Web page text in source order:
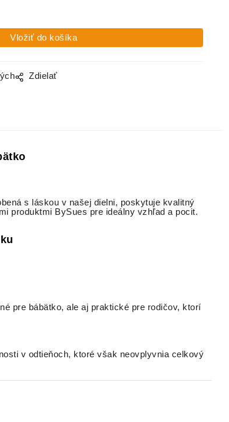
Zdielať
s láskou v našej dielni, poskytuje kvalitný
produktmi BySues pre ideálny vzhľad a pocit.
pre bábätko, ale aj praktické pre rodičov, ktorí
v odtieňoch, ktoré však neovplyvnia celkový